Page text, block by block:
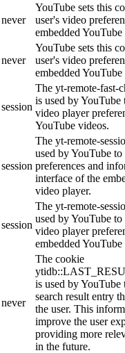
never
YouTube sets this
user's video
embedded
never
YouTube sets this
user's video
embedded
session
The yt-remote-fast-
is used by YouTube
video player
YouTube videos.
session
The yt-remote-
used by YouTube to
preferences and
interface of the
video player.
session
The yt-remote-
used by YouTube to
video player
embedded
never
The cookie
is used by YouTube
search result entry
the user. This
improve the user
providing more
in the future.